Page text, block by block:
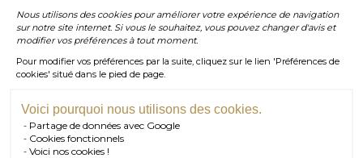
Nous utilisons des cookies pour améliorer votre expérience de navigation
sur notre site internet. Si vous le souhaitez, vous pouvez changer d'avis et
modifier vos préférences à tout moment.
Pour modifier vos préférences par la suite, cliquez sur le lien 'Préférences de
cookies' situé dans le pied de page.
Voici pourquoi nous utilisons des cookies.
Partage de données avec Google
Cookies fonctionnels
Voici nos cookies !
E-MAIL contact@salmonparis.com
TÉL PARIS
RDV SHOWROOM